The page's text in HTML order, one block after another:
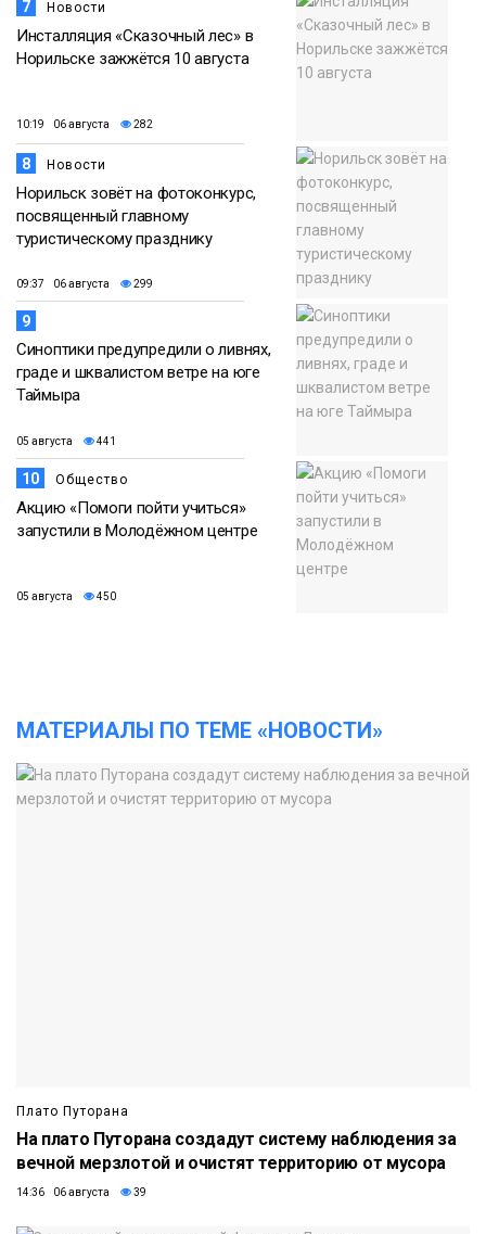
7 Новости
Инсталляция «Сказочный лес» в
Норильске зажжётся 10 августа
10:19 06 августа 282
8 Новости
Норильск зовёт на фотоконкурс,
посвященный главному
туристическому празднику
09:37 06 августа 299
9
Синоптики предупредили о ливнях,
граде и шквалистом ветре на юге
Таймыра
05 августа 441
10 Общество
Акцию «Помоги пойти учиться»
запустили в Молодёжном центре
05 августа 450
МАТЕРИАЛЫ ПО ТЕМЕ «НОВОСТИ»
Плато Путорана
На плато Путорана создадут систему наблюдения за
вечной мерзлотой и очистят территорию от мусора
14:36 06 августа 39